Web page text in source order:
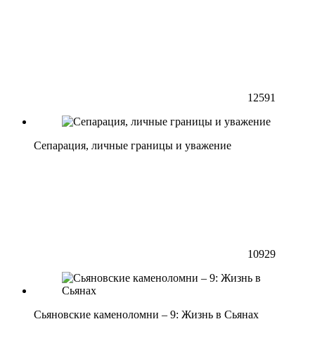
12591
Сепарация, личные границы и уважение
10929
Сьяновские каменоломни – 9: Жизнь в Сьянах